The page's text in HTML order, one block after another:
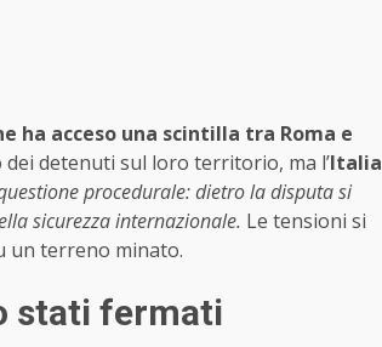
acceso una scintilla tra Roma e
detenuti sul loro territorio, ma l’Italia
procedurale: dietro la disputa si
sicurezza internazionale. Le tensioni si
un terreno minato.
stati fermati